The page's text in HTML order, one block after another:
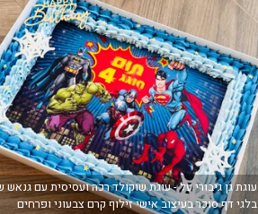
עוגת גן גיבורי על - עוגת שוקולד רכה ועסיסית עם גנאש
בלגי דף סוכר בעיצוב אישי זילוף קרם צבעוני ופרחים